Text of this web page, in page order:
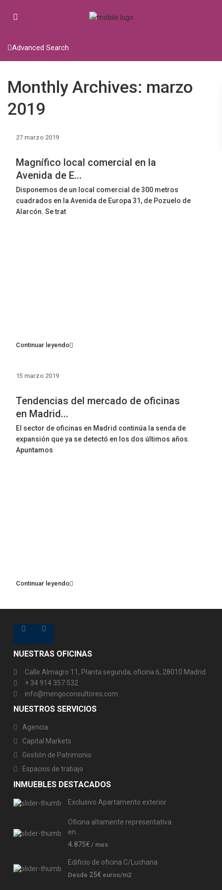
Advanced Search
Monthly Archives: marzo
2019
Magnífico local comercial en la
Avenida de E...
27 marzo 2019
Disponemos de un local comercial de 300 metros
cuadrados en la Avenida de Europa 31, de Pozuelo de
Alarcón. Se trat
Continuar leyendo
Tendencias del mercado de oficinas
en Madrid...
15 marzo 2019
El sector de oficinas en Madrid continúa la senda de
expansión que ya se detectó en los dos últimos años.
Apuntamos
Continuar leyendo
NUESTRAS OFICINAS
Calle Almagro 11, Planta segunda, oficina 6, 28010 Madrid
+ 34 914 357 532
info@mengoconsultores.com
NUESTROS SERVICIOS
Agencia
Capital Markets
Gestión de Patrimonio
Espacios de trabajo
INMUEBLES DESTACADOS
Exclusivo Apartamento exterior
Oficina altamente representativa
en...
4.875€ / mes
Edificio de oficina C/Luchana
Desde 25€ euros/m2